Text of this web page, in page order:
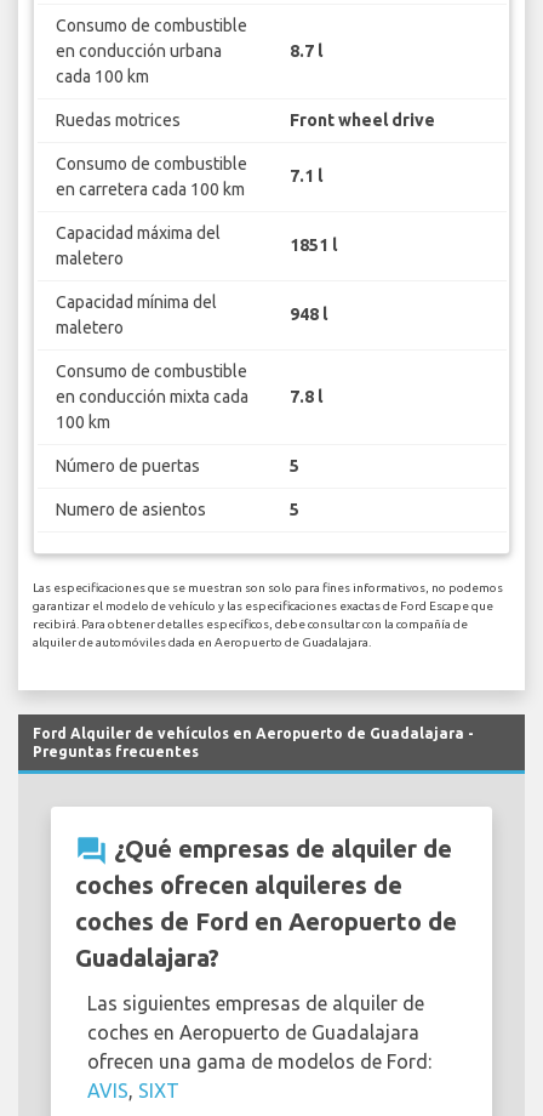
Consumo de combustible
en conducción urbana
cada 100 km
8.7 l
Ruedas motrices Front wheel drive
Consumo de combustible
en carretera cada 100 km
7.1 l
Capacidad máxima del
maletero
1851 l
Capacidad mínima del
maletero
948 l
Consumo de combustible
en conducción mixta cada
100 km
7.8 l
Número de puertas 5
Numero de asientos 5
Las especificaciones que se muestran son solo para fines informativos, no podemos
garantizar el modelo de vehículo y las especificaciones exactas de Ford Escape que
recibirá. Para obtener detalles específicos, debe consultar con la compañía de
alquiler de automóviles dada en Aeropuerto de Guadalajara.
Ford Alquiler de vehículos en Aeropuerto de Guadalajara -
Preguntas frecuentes
question_answer ¿Qué empresas de alquiler de
coches ofrecen alquileres de
coches de Ford en Aeropuerto de
Guadalajara?
Las siguientes empresas de alquiler de
coches en Aeropuerto de Guadalajara
ofrecen una gama de modelos de Ford:
AVIS, SIXT